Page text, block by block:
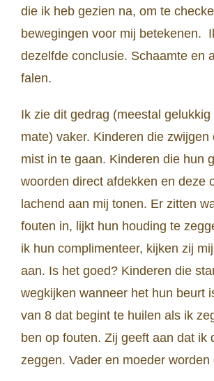
die ik heb gezien na, om te
bewegingen voor mij betekenen.
dezelfde conclusie. Schaamte en
falen.
Ik zie dit gedrag (meestal
mate) vaker. Kinderen die zwijgen
mist in te gaan. Kinderen die hun
woorden direct afdekken en deze
lachend aan mij tonen. Er zitten
fouten in, lijkt hun houding te
ik hun complimenteer, kijken zij
aan. Is het goed? Kinderen die
wegkijken wanneer het hun beurt
van 8 dat begint te huilen als ik
ben op fouten. Zij geeft aan dat ik
zeggen. Vader en moeder worden